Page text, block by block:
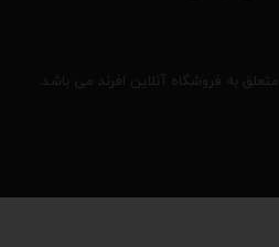
به فروشگاه آنلاین افرند می باشد.